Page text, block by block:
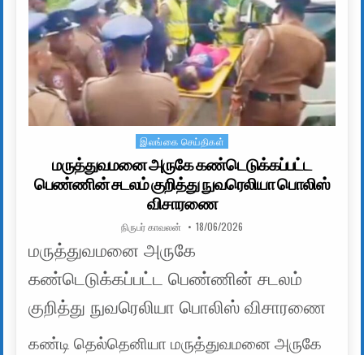
Posted in
இலங்கை செய்திகள்
மருத்துவமனை அருகே கண்டெடுக்கப்பட்ட
பெண்ணின் சடலம் குறித்து நுவரெலியா பொலிஸ்
விசாரணை
AUTHOR:
நிருபர் காவலன் PUBLISHED DATE:
18/06/2026
மருத்துவமனை அருகே
கண்டெடுக்கப்பட்ட பெண்ணின் சடலம்
குறித்து நுவரெலியா பொலிஸ் விசாரணை
கண்டி தெல்தெனியா மருத்துவமனை அருகே